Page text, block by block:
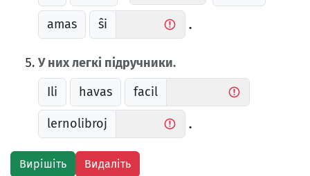
amas ŝi .
У них легкі підручники.
Ili
havas facil
lernolibroj .